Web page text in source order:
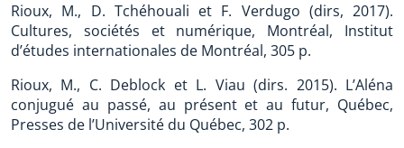
Rioux, M., D. Tchéhouali et F. Verdugo (dirs, 2017).
Cultures, sociétés et numérique, Montréal, Institut
d’études internationales de Montréal, 305 p.
Rioux, M., C. Deblock et L. Viau (dirs. 2015). L’Aléna
conjugué au passé, au présent et au futur, Québec,
Presses de l’Université du Québec, 302 p.